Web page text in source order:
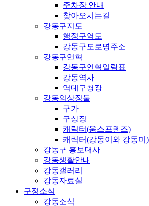
주차장 안내
찾아오시는길
강동구지도
행정구역도
강동구도로명주소
강동구연혁
강동구연혁일람표
강동역사
역대구청장
강동의상징물
구가
구상징
캐릭터(움스프렌즈)
캐릭터(강동이와 강동미)
강동구 홍보대사
강동생활안내
강동갤러리
강동자료실
구정소식
강동소식